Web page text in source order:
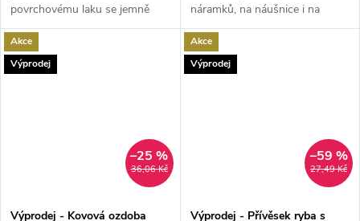
povrchovému laku se jemně
leskne. Perfektně dozdobí
šperky, ale i dárek, přání apod....
náramků, na náušnice i na
náhrdelník. Pozornost upoutá i
jeho vysoký lesk. Nahoře má...
Akce
Výprodej
36,06 Kč
–25 %
Výprodej - Kovová ozdoba
Akce
Výprodej
27,49 Kč
–59 %
Výprodej - Přívěsek ryba s